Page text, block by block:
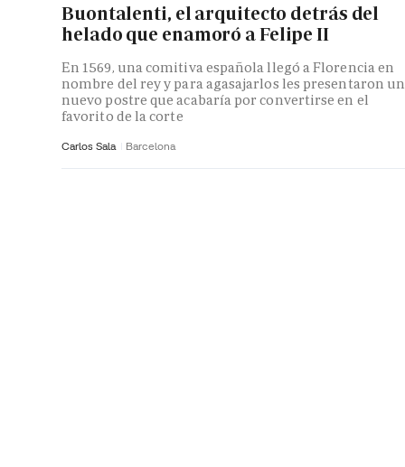
Buontalenti, el arquitecto detrás del
helado que enamoró a Felipe II
En 1569, una comitiva española llegó a Florencia en
nombre del rey y para agasajarlos les presentaron un
nuevo postre que acabaría por convertirse en el
favorito de la corte
Carlos Sala Barcelona